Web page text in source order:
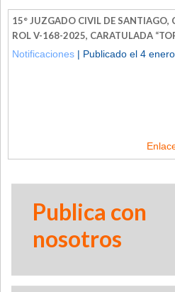
15° JUZGADO CIVIL DE SANTIAGO,
ROL V-168-2025, CARATULADA
Notificaciones | Publicado el 4
Publica con
nosotros